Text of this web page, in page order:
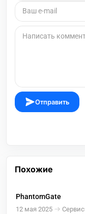
Отправить
Похожие
PhantomGate
12 мая 2025